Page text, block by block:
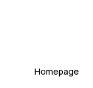
Homepage